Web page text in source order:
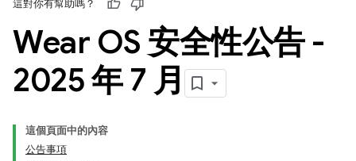
這對你有幫助嗎？
Wear OS 安全性公告 -
2025 年 7 月
這個頁面中的內容
公告事項